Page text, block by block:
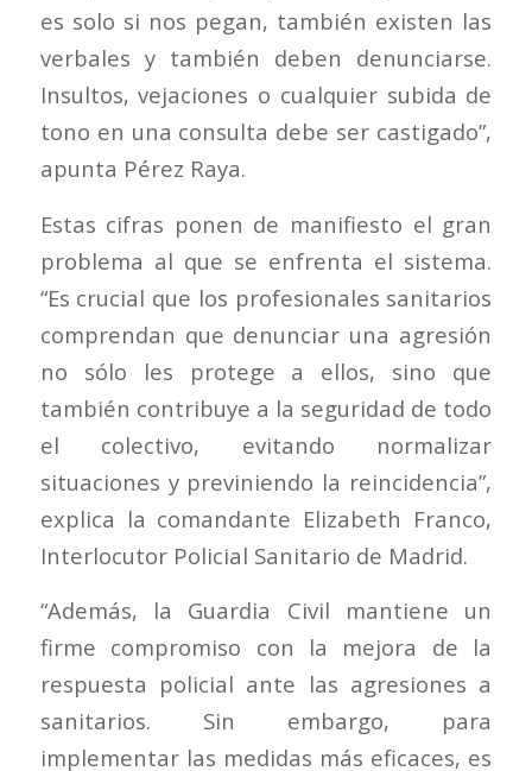
es solo si nos pegan, también existen las
verbales y también deben denunciarse.
Insultos, vejaciones o cualquier subida de
tono en una consulta debe ser castigado”,
apunta Pérez Raya.
Estas cifras ponen de manifiesto el gran
problema al que se enfrenta el sistema.
“Es crucial que los profesionales sanitarios
comprendan que denunciar una agresión
no sólo les protege a ellos, sino que
también contribuye a la seguridad de todo
el colectivo, evitando normalizar
situaciones y previniendo la reincidencia”,
explica la comandante Elizabeth Franco,
Interlocutor Policial Sanitario de Madrid.
“Además, la Guardia Civil mantiene un
firme compromiso con la mejora de la
respuesta policial ante las agresiones a
sanitarios. Sin embargo, para
implementar las medidas más eficaces, es